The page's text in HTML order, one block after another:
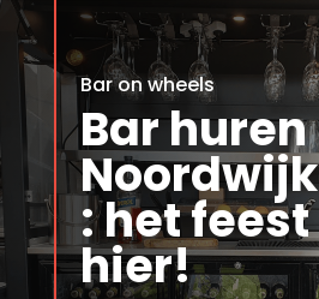
Bar on wheels
Bar huren
: het
hier!